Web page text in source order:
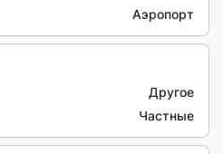
Аэропорт
Другое
Частные